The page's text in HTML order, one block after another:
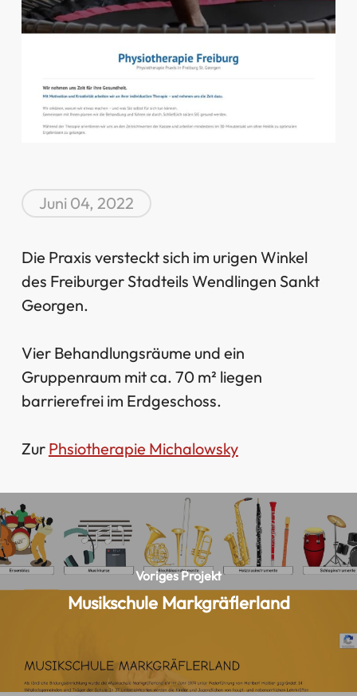
Juni 04, 2022
Die Praxis versteckt sich im urigen Winkel
des Freiburger Stadteils Wendlingen Sankt
Georgen.
Vier Behandlungsräume und ein
Gruppenraum mit ca. 70 m² liegen
barrierefrei im Erdgeschoss.
Zur Phsiotherapie Michalowsky
Voriges Projekt
Musikschule Markgräflerland